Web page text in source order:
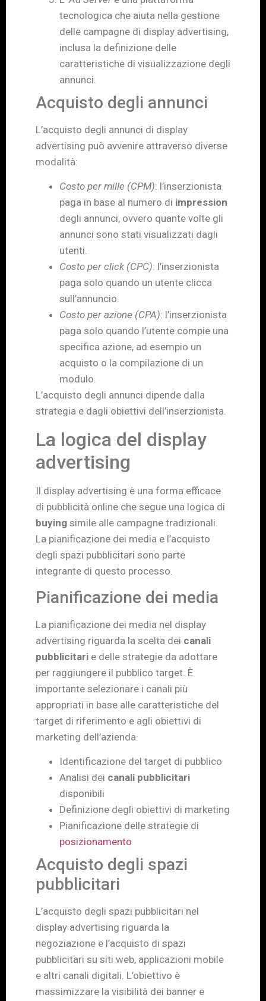
tecnologica che aiuta nella gestione
delle campagne di display advertising,
inclusa la definizione delle
caratteristiche di visualizzazione degli
annunci.
Acquisto degli annunci
L’acquisto degli annunci di display
advertising può avvenire attraverso diverse
modalità:
Costo per mille (CPM): l’inserzionista
paga in base al numero di impression
degli annunci, ovvero quante volte gli
annunci sono stati visualizzati dagli
utenti.
Costo per click (CPC): l’inserzionista
paga solo quando un utente clicca
sull’annuncio.
Costo per azione (CPA): l’inserzionista
paga solo quando l’utente compie una
specifica azione, ad esempio un
acquisto o la compilazione di un
modulo.
L’acquisto degli annunci dipende dalla
strategia e dagli obiettivi dell’inserzionista.
La logica del display
advertising
Il display advertising è una forma efficace
di pubblicità online che segue una logica di
buying simile alle campagne tradizionali.
La pianificazione dei media e l’acquisto
degli spazi pubblicitari sono parte
integrante di questo processo.
Pianificazione dei media
La pianificazione dei media nel display
advertising riguarda la scelta dei canali
pubblicitari e delle strategie da adottare
per raggiungere il pubblico target. È
importante selezionare i canali più
appropriati in base alle caratteristiche del
target di riferimento e agli obiettivi di
marketing dell’azienda.
Identificazione del target di pubblico
Analisi dei canali pubblicitari
disponibili
Definizione degli obiettivi di marketing
Pianificazione delle strategie di
posizionamento
Acquisto degli spazi
pubblicitari
L’acquisto degli spazi pubblicitari nel
display advertising riguarda la
negoziazione e l’acquisto di spazi
pubblicitari su siti web, applicazioni mobile
e altri canali digitali. L’obiettivo è
massimizzare la visibilità dei banner e